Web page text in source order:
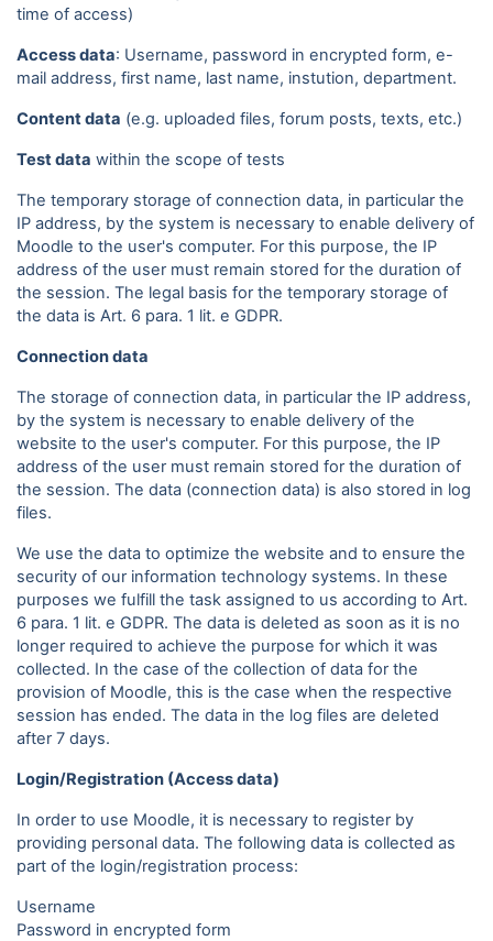
time of access)
Access data: Username, password in encrypted form, e-
mail address, first name, last name, instution, department.
Content data (e.g. uploaded files, forum posts, texts, etc.)
Test data within the scope of tests
The temporary storage of connection data, in particular the
IP address, by the system is necessary to enable delivery of
Moodle to the user's computer. For this purpose, the IP
address of the user must remain stored for the duration of
the session. The legal basis for the temporary storage of
the data is Art. 6 para. 1 lit. e GDPR.
Connection data
The storage of connection data, in particular the IP address,
by the system is necessary to enable delivery of the
website to the user's computer. For this purpose, the IP
address of the user must remain stored for the duration of
the session. The data (connection data) is also stored in log
files.
We use the data to optimize the website and to ensure the
security of our information technology systems. In these
purposes we fulfill the task assigned to us according to Art.
6 para. 1 lit. e GDPR. The data is deleted as soon as it is no
longer required to achieve the purpose for which it was
collected. In the case of the collection of data for the
provision of Moodle, this is the case when the respective
session has ended. The data in the log files are deleted
after 7 days.
Login/Registration (Access data)
In order to use Moodle, it is necessary to register by
providing personal data. The following data is collected as
part of the login/registration process:
Username
Password in encrypted form